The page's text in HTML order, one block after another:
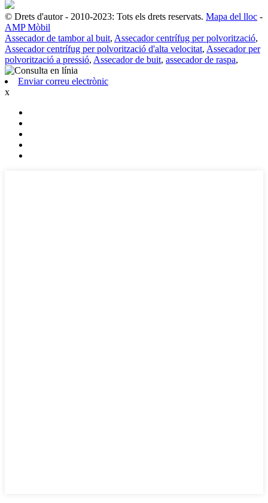
© Drets d'autor - 2010-2023: Tots els drets reservats. Mapa del lloc -
AMP Mòbil
Assecador de tambor al buit, Assecador centrífug per polvorització,
Assecador centrífug per polvorització d'alta velocitat, Assecador per
polvorització a pressió, Assecador de buit, assecador de raspa,
Enviar correu electrònic
x